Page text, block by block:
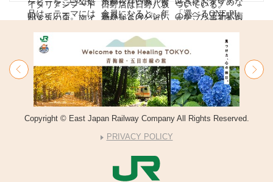
Copyright © East Japan Railway Company All Rights Reserved.
PRIVACY POLICY